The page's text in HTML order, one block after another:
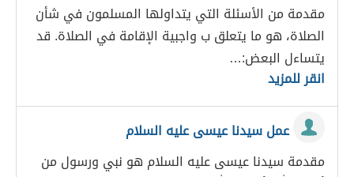
مقدمة من الأسئلة التي يتداولها المسلمون في شأن
الصلاة، هو ما يتعلق ب واجبية الإقامة في الصلاة. قد
يتساءل البعض:…
انقر للمزيد
عمل سيدنا عيسى عليه السلام
مقدمة سيدنا عيسى عليه السلام هو نبي ورسول من